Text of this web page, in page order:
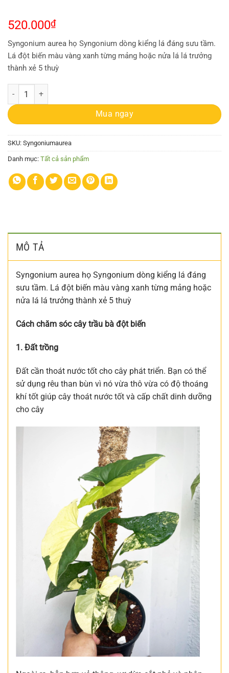
520.000₫
Syngonium aurea họ Syngonium dòng kiểng lá đáng sưu tầm.
Lá đột biến màu vàng xanh từng mảng hoặc nửa lá lá trưởng
thành xẻ 5 thuỳ
Cây trầu bà đột biến vàng - Syngonium aurea số lượng
Mua ngay
SKU: Syngoniumaurea
Danh mục: Tất cả sản phẩm
MÔ TẢ
Syngonium aurea họ Syngonium dòng kiểng lá đáng
sưu tầm. Lá đột biến màu vàng xanh từng mảng hoặc
nửa lá lá trưởng thành xẻ 5 thuỳ
Cách chăm sóc cây trầu bà đột biến
1. Đất trồng
Đất cần thoát nước tốt cho cây phát triển. Bạn có thể
sử dụng rêu than bùn vì nó vừa thô vừa có độ thoáng
khí tốt giúp cây thoát nước tốt và cấp chất dinh dưỡng
cho cây